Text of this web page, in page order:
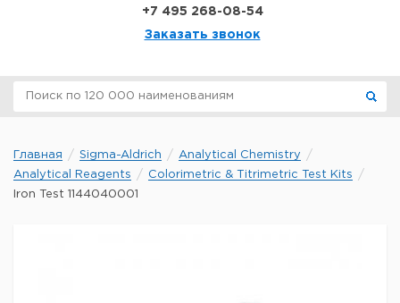
+7 495 268-08-54
Заказать звонок
Главная Sigma-Aldrich
Analytical Chemistry
Analytical Reagents
Colorimetric & Titrimetric Test Kits
Iron Test 1144040001